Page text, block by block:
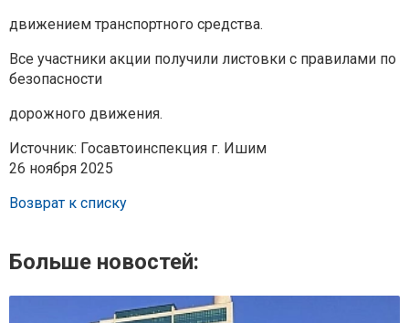
движением транспортного средства.
Все участники акции получили листовки с правилами по
безопасности
дорожного движения.
Источник: Госавтоинспекция г. Ишим
26 ноября 2025
Возврат к списку
Больше новостей: